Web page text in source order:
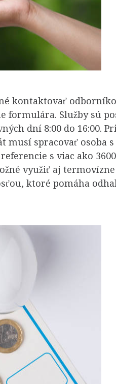
kontaktovať
formulára. Služby sú
dní 8:00 do 16:00.
musí spracovať osoba
s viac ako
využiť aj
ktoré pomáha